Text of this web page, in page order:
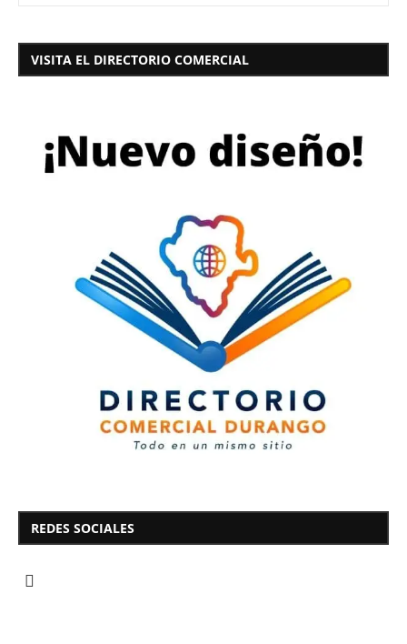
VISITA EL DIRECTORIO COMERCIAL
REDES SOCIALES